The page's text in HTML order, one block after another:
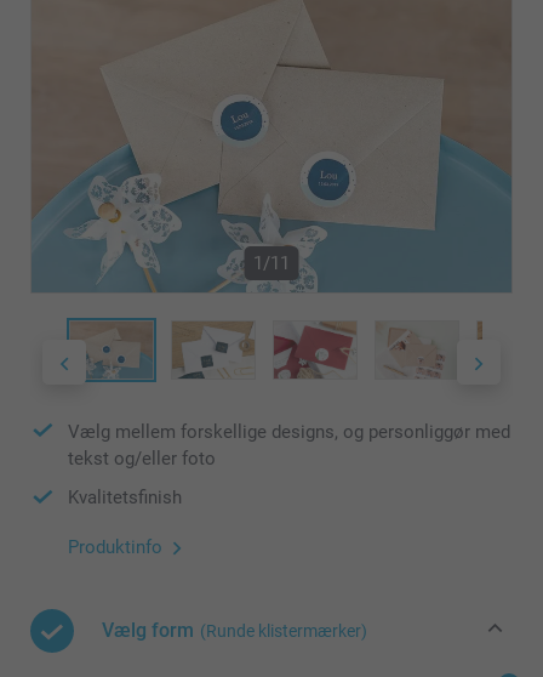
1/11
Vælg mellem forskellige designs, og personliggør med
tekst og/eller foto
Kvalitetsfinish
Produktinfo
Vælg form (Runde klistermærker)